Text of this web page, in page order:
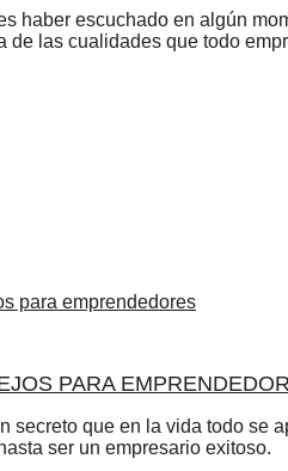
haber escuchado en algún
de las cualidades que todo
PARA
secreto que en la vida todo se
ser un empresario exitoso.